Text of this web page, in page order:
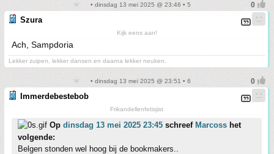
• dinsdag 13 mei 2025 @ 23:46 • 5
Szura
Kijk eens aan!
Ach, Sampdoria
Lekker zuipen, lekker dansen en daarna lekker neuken.
• dinsdag 13 mei 2025 @ 23:51 • 6
Immerdebestebob
Frikandellenfetisjist
Op dinsdag 13 mei 2025 23:45 schreef Marcoss het
volgende:
Belgen stonden wel hoog bij de bookmakers..